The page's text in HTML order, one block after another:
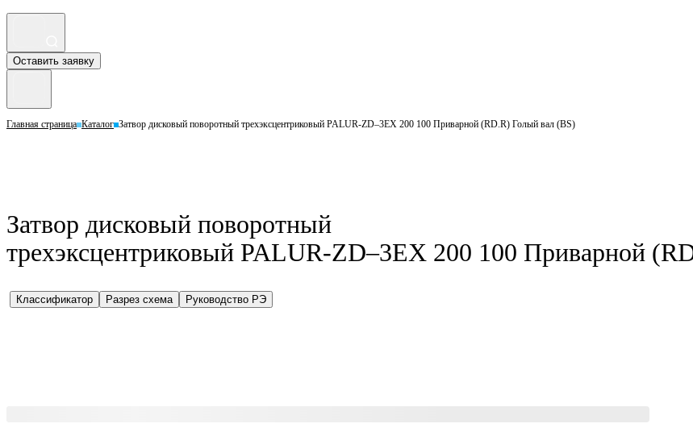
Оставить заявку
Главная страница Каталог Затвор дисковый поворотный трехэксцентриковый PALUR-ZD–3EX 200 100 Приварной (RD.R) Голый вал (BS)
Затвор дисковый поворотный
трехэксцентриковый PALUR-ZD–3EX 200 100 Приварной
Классификатор Разрез схема Руководство РЭ